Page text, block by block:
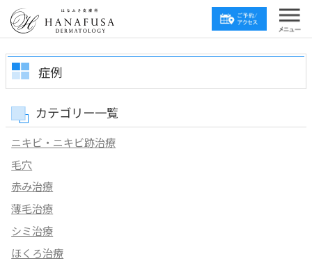
症例
カテゴリー一覧
ニキビ・ニキビ跡治療
毛穴
赤み治療
薄毛治療
シミ治療
ほくろ治療